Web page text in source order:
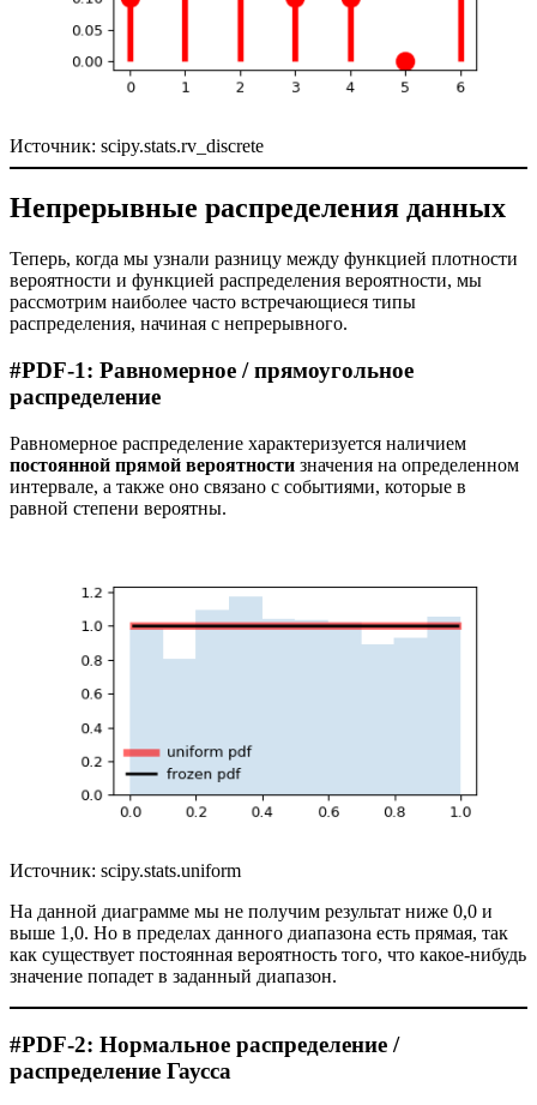
Источник: scipy.stats.rv_discrete
Непрерывные распределения данных
Теперь, когда мы узнали разницу между функцией плотности
вероятности и функцией распределения вероятности, мы
рассмотрим наиболее часто встречающиеся типы
распределения, начиная с непрерывного.
#PDF-1: Равномерное / прямоугольное
распределение
Равномерное распределение характеризуется наличием
постоянной прямой вероятности значения на определенном
интервале, а также оно связано с событиями, которые в
равной степени вероятны.
Источник: scipy.stats.uniform
На данной диаграмме мы не получим результат ниже 0,0 и
выше 1,0. Но в пределах данного диапазона есть прямая, так
как существует постоянная вероятность того, что какое-нибудь
значение попадет в заданный диапазон.
#PDF-2: Нормальное распределение /
распределение Гаусса